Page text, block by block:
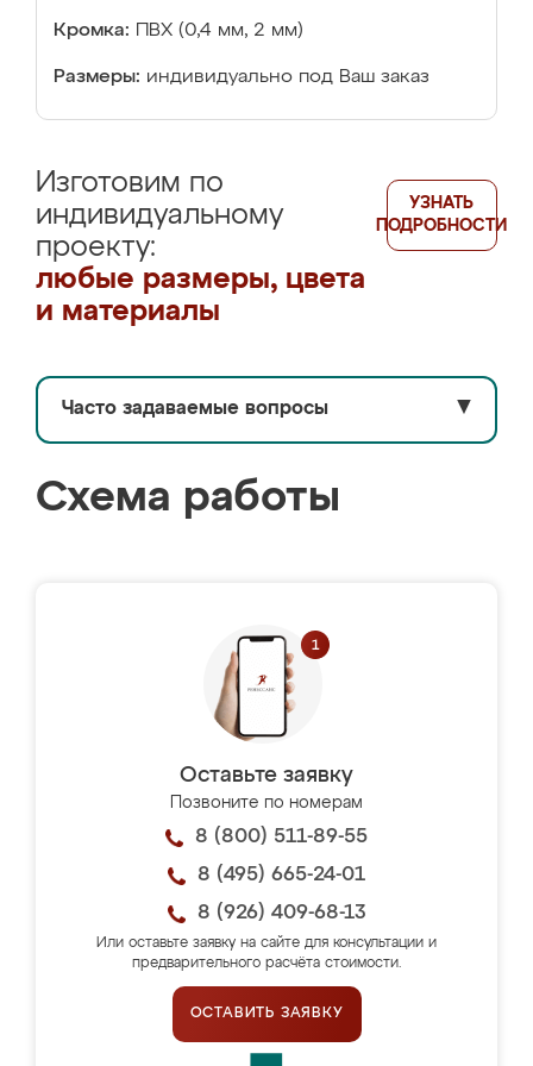
Кромка: ПВХ (0,4 мм, 2 мм)
Размеры: индивидуально под Ваш заказ
Изготовим по
индивидуальному
проекту:
любые размеры, цвета
и материалы
УЗНАТЬ
ПОДРОБНОСТИ
Часто задаваемые вопросы ▼
Схема работы
Оставьте заявку
Позвоните по номерам
8 (800) 511-89-55
8 (495) 665-24-01
8 (926) 409-68-13
Или оставьте заявку на сайте для консультации и
предварительного расчёта стоимости.
ОСТАВИТЬ ЗАЯВКУ